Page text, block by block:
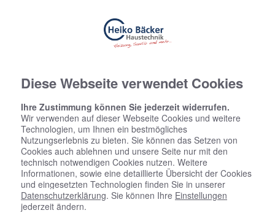
Diese Webseite verwendet Cookies
Ihre Zustimmung können Sie jederzeit widerrufen.
Wir verwenden auf dieser Webseite Cookies und weitere
Technologien, um Ihnen ein bestmögliches
Nutzungserlebnis zu bieten. Sie können das Setzen von
Cookies auch ablehnen und unsere Seite nur mit den
technisch notwendigen Cookies nutzen. Weitere
Informationen, sowie eine detaillierte Übersicht der Cookies
und eingesetzten Technologien finden Sie in unserer
Datenschutzerklärung. Sie können Ihre Einstellungen
jederzeit ändern.